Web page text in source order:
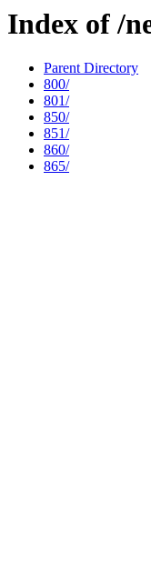
Index of /
Parent Directory
800/
801/
850/
851/
860/
865/